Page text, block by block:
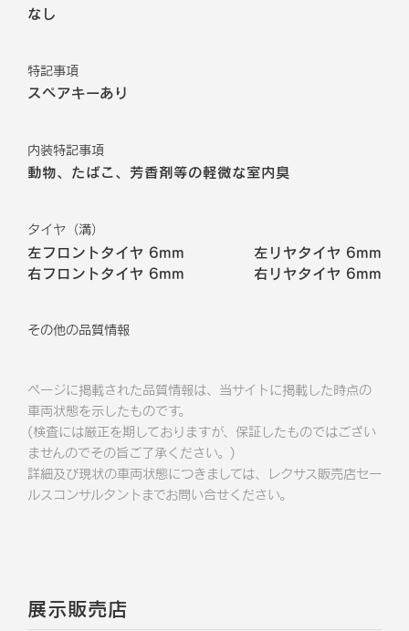
なし
特記事項
スペアキーあり
内装特記事項
動物、たばこ、芳香剤等の軽微な室内臭
タイヤ（溝）
左フロントタイヤ 6mm 左リヤタイヤ 6mm
右フロントタイヤ 6mm 右リヤタイヤ 6mm
その他の品質情報
ページに掲載された品質情報は、当サイトに掲載した時点の
車両状態を示したものです。
(検査には厳正を期しておりますが、保証したものではござい
ませんのでその旨ご了承ください。)
詳細及び現状の車両状態につきましては、レクサス販売店セー
ルスコンサルタントまでお問い合せください。
展示販売店